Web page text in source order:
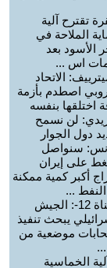
تقترح آلية
الملاحة في
الأسود بعد
اس ...
الاتحاد
اصطدم بأزمة
اختلقها بنفسه
لن نسمح
دول الجوار
سنواصل
على إيران
أكبر كمية ممكنة
...
-قناة 12-: الجيش
يبحث تنفيذ
موضعية من
الخماسية